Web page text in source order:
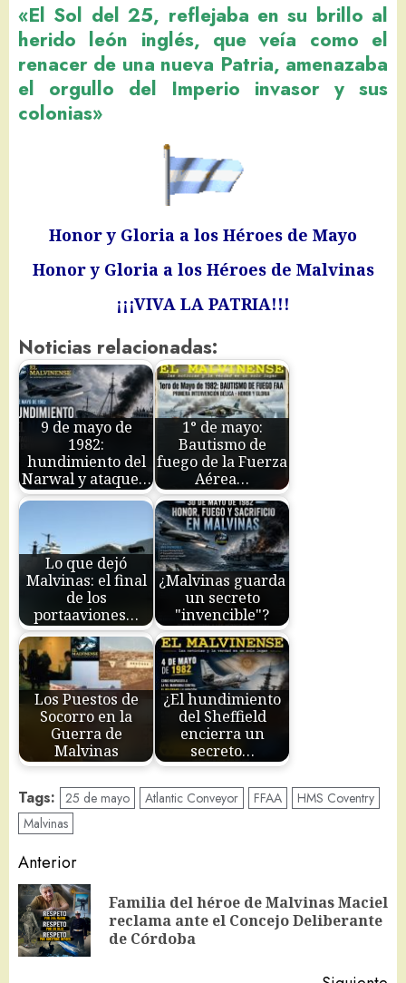
«El Sol del 25, reflejaba en su brillo al
herido león inglés, que veía como el
renacer de una nueva Patria, amenazaba
el orgullo del Imperio invasor y sus
colonias»
Honor y Gloria a los Héroes de Mayo
Honor y Gloria a los Héroes de Malvinas
¡¡¡VIVA LA PATRIA!!!
Noticias relacionadas:
9 de mayo de
1982:
hundimiento del
Narwal y ataque…
1° de mayo:
Bautismo de
fuego de la Fuerza
Aérea…
Lo que dejó
Malvinas: el final
de los
portaaviones…
¿Malvinas guarda
un secreto
"invencible"?
Los Puestos de
Socorro en la
Guerra de
Malvinas
¿El hundimiento
del Sheffield
encierra un
secreto…
Tags: 25 de mayo Atlantic Conveyor FFAA
HMS Coventry
Malvinas
Navegación
de
entradas
Anterior
Familia del héroe de Malvinas Maciel
reclama ante el Concejo Deliberante
de Córdoba